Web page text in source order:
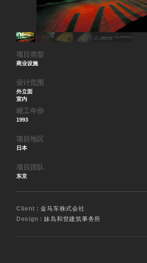
项目类型
商业设施
设计范围
外立面
室内
竣工年份
1993
项目地区
日本
项目团队
东京
Client :金马车株式会社
Design :妹岛和世建筑事务所